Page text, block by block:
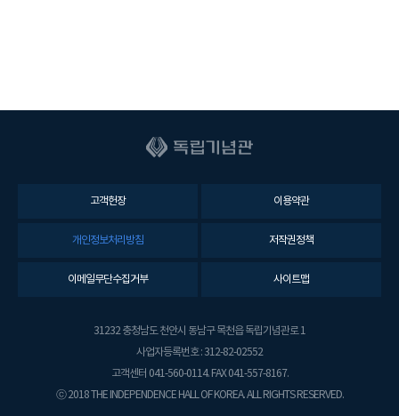
고객헌장 이용약관
개인정보처리방침 저작권정책
이메일무단수집거부 사이트맵
31232 충청남도 천안시 동남구 목천읍 독립기념관로 1
사업자등록번호 : 312-82-02552
고객센터 041-560-0114. FAX 041-557-8167.
ⓒ 2018 THE INDEPENDENCE HALL OF KOREA. ALL RIGHTS RESERVED.